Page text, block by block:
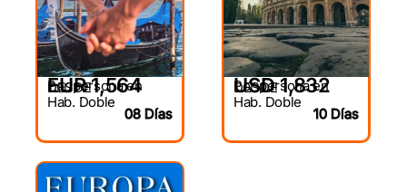
DESDE
EUR 1,564
Por persona en
Hab. Doble
08 Días
DESDE
USD 1,832
Por persona en
Hab. Doble
10 Días